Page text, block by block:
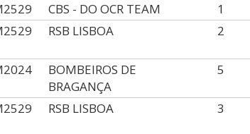
CBS - DO OCR TEAM
1
RSB LISBOA 2
BOMBEIROS DE
BRAGANÇA
5
RSB LISBOA 3